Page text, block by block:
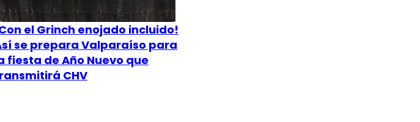
el Grinch enojado incluido!
se prepara Valparaíso para
fiesta de Año Nuevo que
CHV